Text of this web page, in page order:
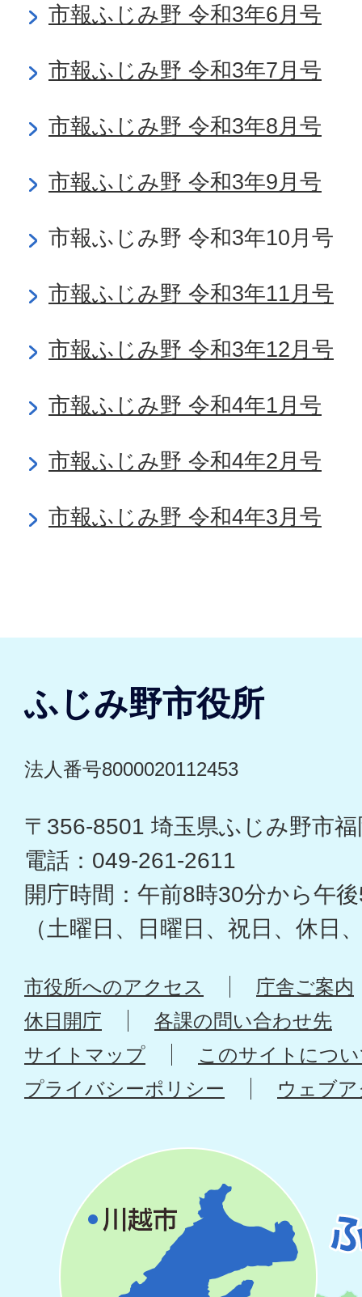
市報ふじみ野 令和3年6月号
市報ふじみ野 令和3年7月号
市報ふじみ野 令和3年8月号
市報ふじみ野 令和3年9月号
市報ふじみ野 令和3年10月号
市報ふじみ野 令和3年11月号
市報ふじみ野 令和3年12月号
市報ふじみ野 令和4年1月号
市報ふじみ野 令和4年2月号
市報ふじみ野 令和4年3月号
ふじみ野市役所
法人番号8000020112453
〒356-8501 埼玉県ふじみ野市
電話：049-261-2611
開庁時間：午前8時30分から午
（土曜日、日曜日、祝日、休日
市役所へのアクセス
庁舎ご案内
休日開庁
各課の問い合わせ先
サイトマップ
このサイトにつ
プライバシーポリシー
ウェブ